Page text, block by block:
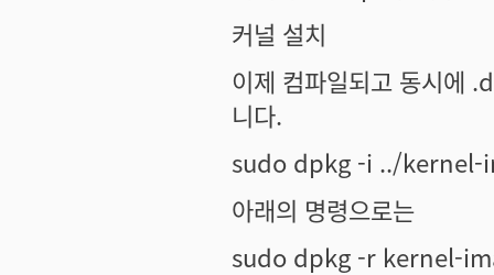
커널 설치
이제 컴파일되고 동시에
니다.
sudo dpkg -i ../kernel-
아래의 명령으로는
sudo dpkg -r kernel-